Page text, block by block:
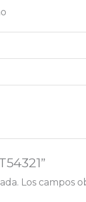
Los campos